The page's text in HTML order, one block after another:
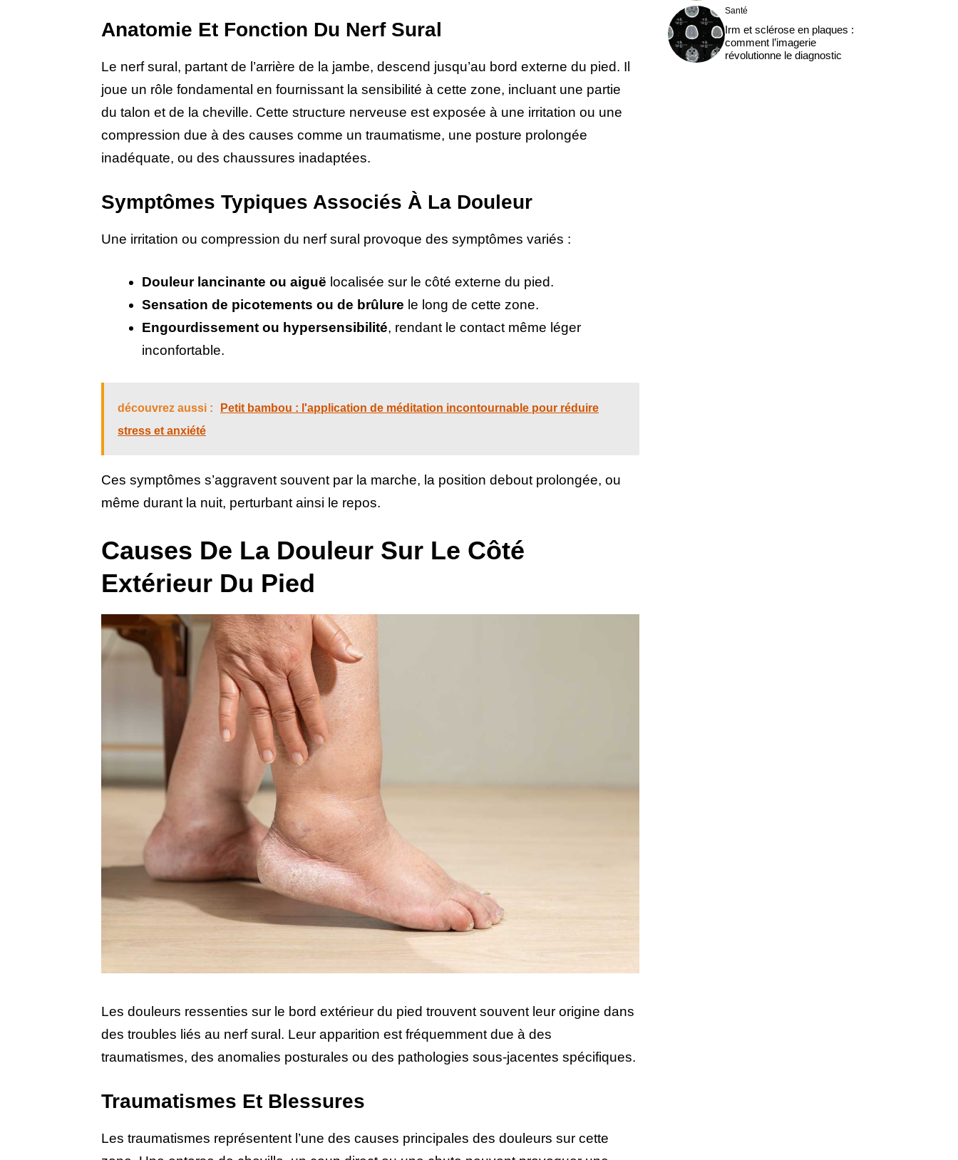
Anatomie Et Fonction Du Nerf Sural
Le nerf sural, partant de l’arrière de la jambe, descend jusqu’au bord externe du pied. Il
joue un rôle fondamental en fournissant la sensibilité à cette zone, incluant une partie
du talon et de la cheville. Cette structure nerveuse est exposée à une irritation ou une
compression due à des causes comme un traumatisme, une posture prolongée
inadéquate, ou des chaussures inadaptées.
Symptômes Typiques Associés À La Douleur
Une irritation ou compression du nerf sural provoque des symptômes variés :
Douleur lancinante ou aiguë localisée sur le côté externe du pied.
Sensation de picotements ou de brûlure le long de cette zone.
Engourdissement ou hypersensibilité, rendant le contact même léger
inconfortable.
découvrez aussi :
Petit bambou : l'application de méditation incontournable pour réduire
stress et anxiété
Ces symptômes s’aggravent souvent par la marche, la position debout prolongée, ou
même durant la nuit, perturbant ainsi le repos.
Causes De La Douleur Sur Le Côté
Extérieur Du Pied
Les douleurs ressenties sur le bord extérieur du pied trouvent souvent leur origine dans
des troubles liés au nerf sural. Leur apparition est fréquemment due à des
traumatismes, des anomalies posturales ou des pathologies sous-jacentes spécifiques.
Traumatismes Et Blessures
Les traumatismes représentent l’une des causes principales des douleurs sur cette
Santé
Irm et sclérose en plaques :
comment l’imagerie
révolutionne le diagnostic